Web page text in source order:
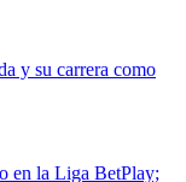
y su carrera como
en la Liga BetPlay;